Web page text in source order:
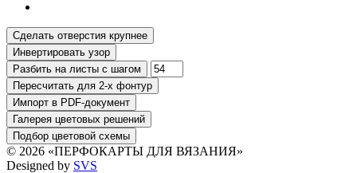
© 2026 «ПЕРФОКАРТЫ ДЛЯ ВЯЗАНИЯ»
Designed by SVS